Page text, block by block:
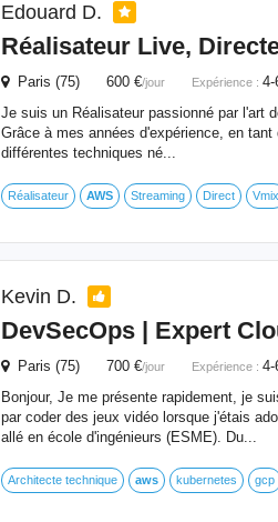
Edouard D.
Réalisateur Live,
Paris (75) 600 €/jour Expérience : 4-
Je suis un Réalisateur passionné par l'art
Grâce à mes années d'expérience, en
différentes techniques né...
Réalisateur AWS Streaming Direct Vmix
Kevin D.
DevSecOps | Expert
Paris (75) 700 €/jour Expérience : 4-
Bonjour, Je me présente rapidement, je
par coder des jeux vidéo lorsque j'étais
allé en école d'ingénieurs (ESME). Du...
Architecte technique aws kubernetes gcp